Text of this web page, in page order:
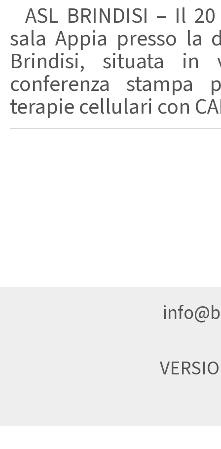
ASL BRINDISI – Il
sala Appia presso la
Brindisi, situata
conferenza
terapie cellulari con